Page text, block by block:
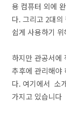
용 컴퓨터 외에
다. 그리고 2대의
쉽게 사용하기
하지만 관공서에
추후에 관리해야
다. 여기에서 소
가지고 있습니다